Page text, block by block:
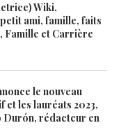
Wiki,
ami, famille, faits
Famille et Carrière
le nouveau
les lauréats 2023,
Durón, rédacteur en